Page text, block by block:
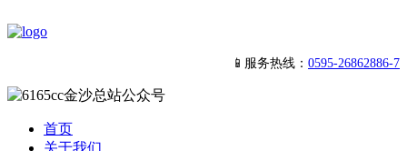
📱服务热线： 0595-26862886-7
首页
关于我们